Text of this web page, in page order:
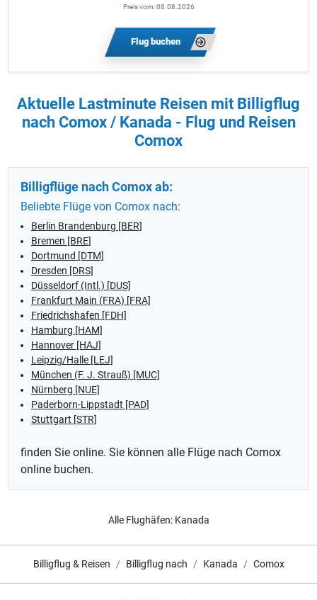
Preis vom: 08.08.2026
Flug buchen
Aktuelle Lastminute Reisen mit Billigflug
nach Comox / Kanada - Flug und Reisen
Comox
Billigflüge nach Comox ab:
Beliebte Flüge von Comox nach:
Berlin Brandenburg [BER]
Bremen [BRE]
Dortmund [DTM]
Dresden [DRS]
Düsseldorf (Intl.) [DUS]
Frankfurt Main (FRA) [FRA]
Friedrichshafen [FDH]
Hamburg [HAM]
Hannover [HAJ]
Leipzig/Halle [LEJ]
München (F. J. Strauß) [MUC]
Nürnberg [NUE]
Paderborn-Lippstadt [PAD]
Stuttgart [STR]
finden Sie online. Sie können alle Flüge nach Comox
online buchen.
Alle Flughäfen: Kanada
Billigflug & Reisen Billigflug nach Kanada Comox